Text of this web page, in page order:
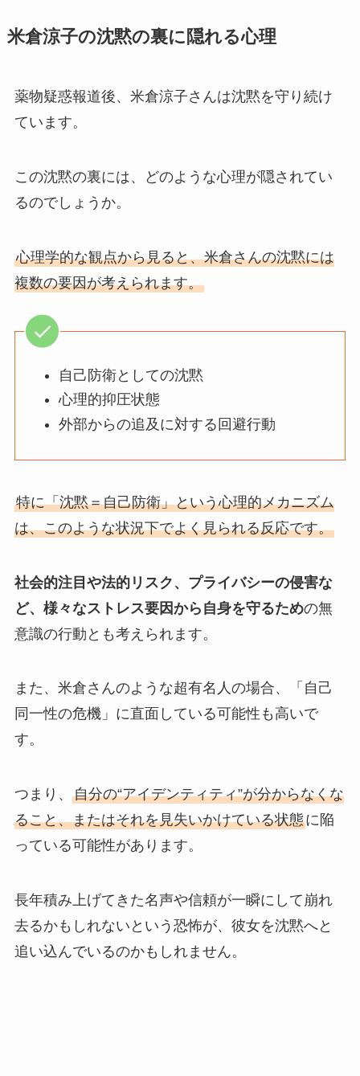
米倉涼子の沈黙の裏に隠れる心理
薬物疑惑報道後、米倉涼子さんは沈黙を守り続け
ています。
この沈黙の裏には、どのような心理が隠されてい
るのでしょうか。
心理学的な観点から見ると、米倉さんの沈黙には
複数の要因が考えられます。
自己防衛としての沈黙
心理的抑圧状態
外部からの追及に対する回避行動
特に「沈黙＝自己防衛」という心理的メカニズム
は、このような状況下でよく見られる反応です。
社会的注目や法的リスク、プライバシーの侵害な
ど、様々なストレス要因から自身を守るための無
意識の行動とも考えられます。
また、米倉さんのような超有名人の場合、「自己
同一性の危機」に直面している可能性も高いで
す。
つまり、 自分の“アイデンティティ”が分からなくな
ること、またはそれを見失いかけている状態に陥
っている可能性があります。
長年積み上げてきた名声や信頼が一瞬にして崩れ
去るかもしれないという恐怖が、彼女を沈黙へと
追い込んでいるのかもしれません。